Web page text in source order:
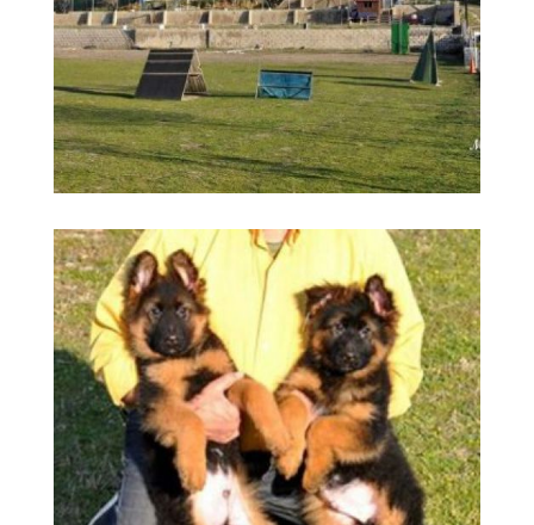
guarderías caninas
Madrid
Ampliar